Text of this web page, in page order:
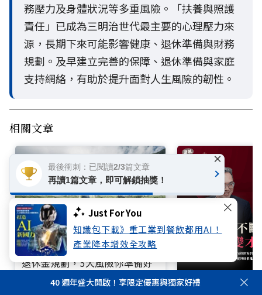
Just For You
知識包下載》重工業到餐飲都用AI！
產業降本增效全攻略
務壓力及身體狀況等多重風險。「扶養與照護
責任」已成為三明治世代最主要的心理壓力來
源，長期下來可能影響健康、退休準備與財務
規劃。及早建立完善的保障、退休準備與家庭
支持網絡，有助於提升面對人生風險的韌性。
相關文章
退休金規劃，5大風險你準備好
了嗎？理財專家李雪雯：「這階
EMBA的價值，
40 週年盛大開啟！享限定優惠與獨家好禮
最後衝刺：已閱讀2/3篇文章
再讀1篇文章，即可解鎖抽獎！
×